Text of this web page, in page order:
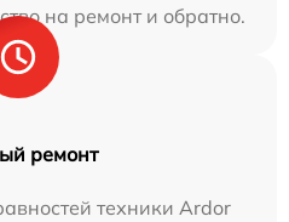
на ремонт и обратно.
ремонт
техники Ardor